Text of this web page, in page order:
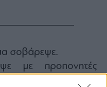
σοβάρεψε.
με προπονητές